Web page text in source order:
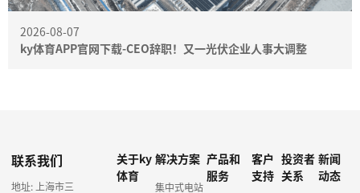
2026-08-07
ky体育APP官网下载-CEO辞职！又一光伏企业人事大调整
联系我们
地址: 上海市三
关于ky
体育
解决方案
集中式电站
产品和
服务
客户
支持
投资者
关系
新闻
动态